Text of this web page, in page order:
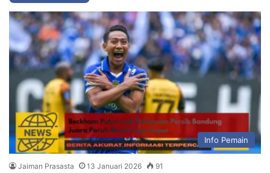
Info Pemain
Jaiman Prasasta 13 Januari 2026 91